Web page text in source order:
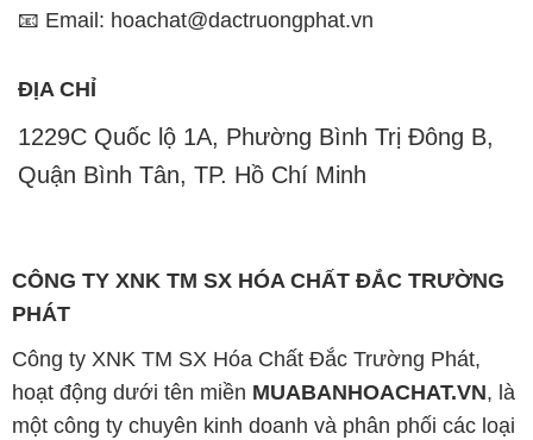
📧 Email: hoachat@dactruongphat.vn
ĐỊA CHỈ
1229C Quốc lộ 1A, Phường Bình Trị Đông B,
Quận Bình Tân, TP. Hồ Chí Minh
CÔNG TY XNK TM SX HÓA CHẤT ĐẮC TRƯỜNG
PHÁT
Công ty XNK TM SX Hóa Chất Đắc Trường Phát,
hoạt động dưới tên miền MUABANHOACHAT.VN, là
một công ty chuyên kinh doanh và phân phối các loại